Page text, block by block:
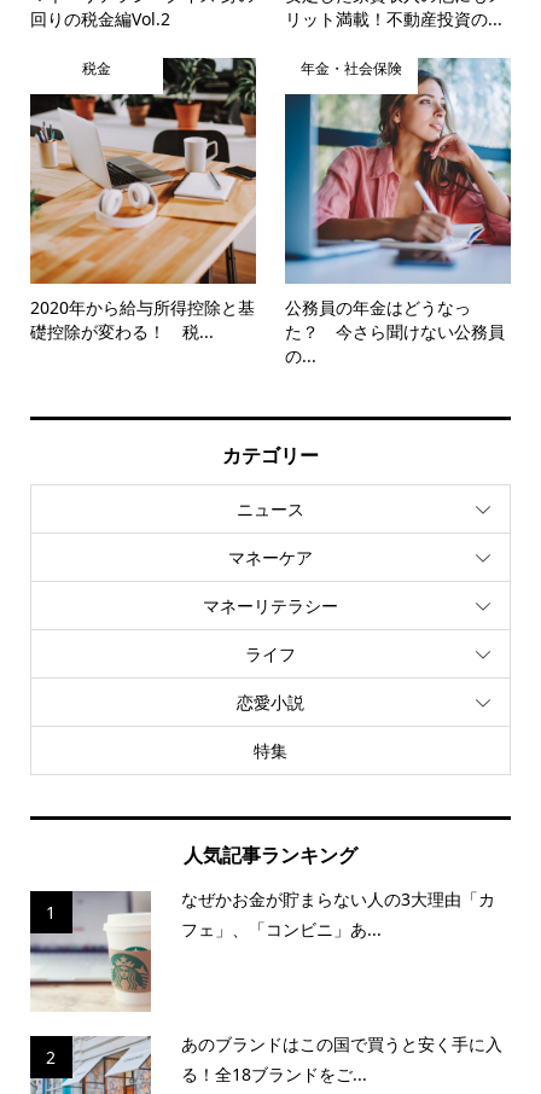
回りの税金編Vol.2
リット満載！不動産投資の...
税金
2020年から給与所得控除と基
礎控除が変わる！ 税...
年金・社会保険
公務員の年金はどうなっ
た？ 今さら聞けない公務員
の...
カテゴリー
ニュース
マネーケア
マネーリテラシー
ライフ
恋愛小説
特集
人気記事ランキング
1
なぜかお金が貯まらない人の3大理由「カ
フェ」、「コンビニ」あ...
2
あのブランドはこの国で買うと安く手に入
る！全18ブランドをご...